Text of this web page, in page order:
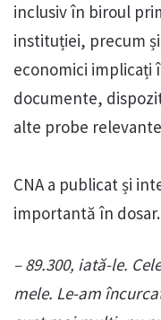
inclusiv în biroul
instituției, precum
economici implicați
documente,
alte probe
CNA a publicat și
importantă în dosar.
– 89.300, iată-le.
mele. Le-am